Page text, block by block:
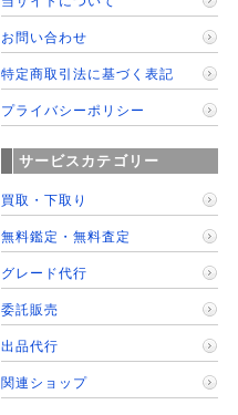
お問い合わせ
特定商取引法に基づく表記
プライバシーポリシー
サービスカテゴリー
買取・下取り
無料鑑定・無料査定
グレード代行
委託販売
出品代行
関連ショップ